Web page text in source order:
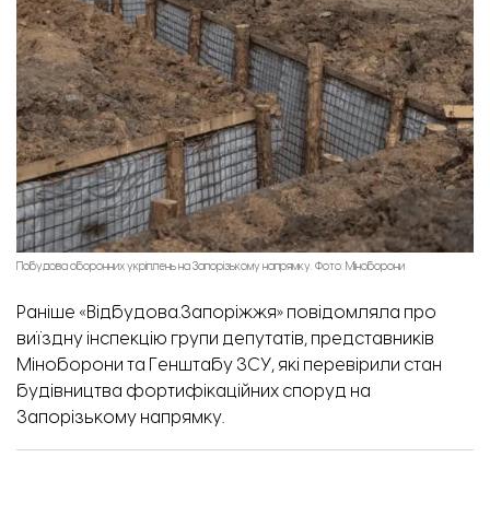
Побудова оборонних укріплень на Запорізькому напрямку. Фото: Міноборони
Раніше «Відбудова.Запоріжжя» повідомляла про
виїздну інспекцію групи депутатів, представників
Міноборони та Генштабу ЗСУ, які перевірили стан
будівництва фортифікаційних споруд на
Запорізькому напрямку.